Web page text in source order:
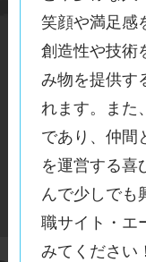
笑顔や満足感
創造性や技術
み物を提供す
れます。また
であり、仲間
を運営する喜
んで少しでも
職サイト・エ
みてください